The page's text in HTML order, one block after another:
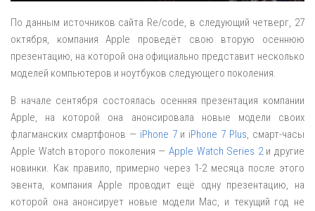
По данным источников сайта Re/code, в следующий четверг, 27
октября, компания Apple проведёт свою вторую осеннюю
презентацию, на которой она официально представит несколько
моделей компьютеров и ноутбуков следующего поколения.
В начале сентября состоялась осенняя презентация компании
Apple, на которой она анонсировала новые модели своих
флагманских смартфонов — iPhone 7и iPhone 7 Plus , смарт-часы
Apple Watch второго поколения — Apple Watch Series 2и другие
новинки. Как правило, примерно через 1-2 месяца после этого
эвента, компания Apple проводит ещё одну презентацию, на
которой она анонсирует новые модели Mac, и текущий год не